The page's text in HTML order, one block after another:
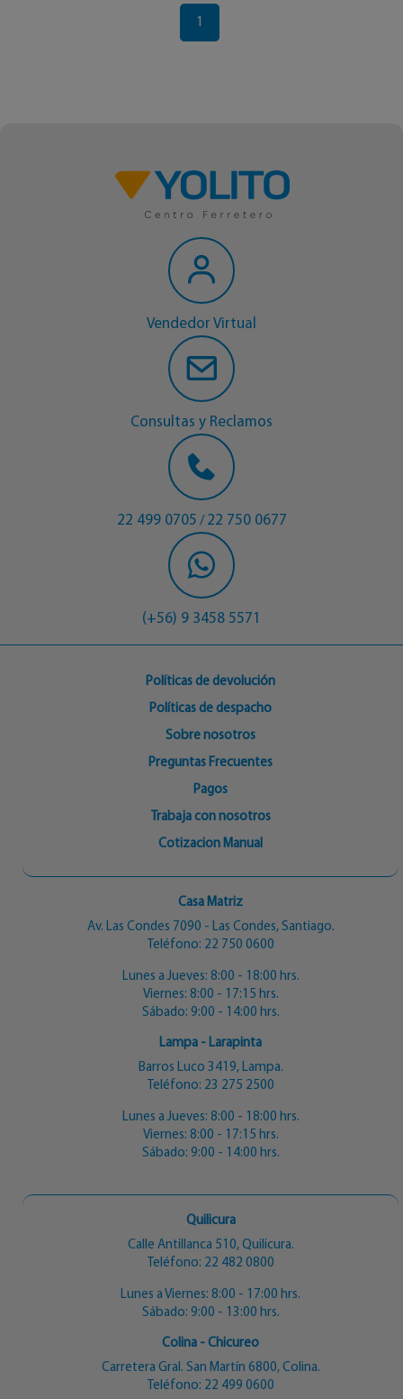
1
Vendedor Virtual
Consultas y Reclamos
22 499 0705 / 22 750 0677
(+56) 9 3458 5571
Políticas de devolución
Políticas de despacho
Sobre nosotros
Preguntas Frecuentes
Pagos
Trabaja con nosotros
Cotizacion Manual
Casa Matriz
Av. Las Condes 7090 - Las Condes, Santiago.
Teléfono: 22 750 0600
Lunes a Jueves: 8:00 - 18:00 hrs.
Viernes: 8:00 - 17:15 hrs.
Sábado: 9:00 - 14:00 hrs.
Lampa - Larapinta
Barros Luco 3419, Lampa.
Teléfono: 23 275 2500
Lunes a Jueves: 8:00 - 18:00 hrs.
Viernes: 8:00 - 17:15 hrs.
Sábado: 9:00 - 14:00 hrs.
Quilicura
Calle Antillanca 510, Quilicura.
Teléfono: 22 482 0800
Lunes a Viernes: 8:00 - 17:00 hrs.
Sábado: 9:00 - 13:00 hrs.
Colina - Chicureo
Carretera Gral. San Martín 6800, Colina.
Teléfono: 22 499 0600